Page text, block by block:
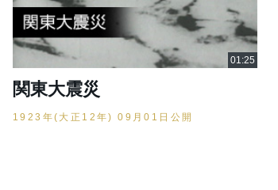
関東大震災
1923年(大正12年) 09月01日公開